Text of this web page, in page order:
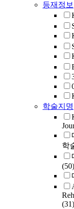
등재정보
학술지명
학
(50)
(31)